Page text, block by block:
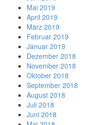
Mai 2019
April 2019
März 2019
Februar 2019
Januar 2019
Dezember 2018
November 2018
Oktober 2018
September 2018
August 2018
Juli 2018
Juni 2018